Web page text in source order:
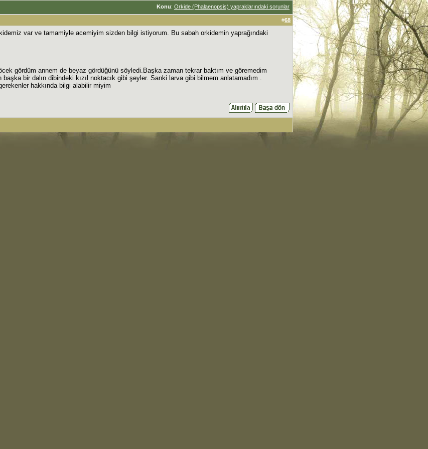
Konu: Orkide (Phalaenopsis) yapraklarındaki sorunlar
#68
var ve tamamiyle acemiyim sizden bilgi istiyorum. Bu sabah orkidemin yaprağındaki
gördüm annem de beyaz gördüğünü söyledi.Başka zaman tekrar baktım ve göremedim
bir dalın dibindeki kızıl noktacık gibi şeyler. Sanki larva gibi bilmem anlatamadım .
hakkında bilgi alabilir miyim